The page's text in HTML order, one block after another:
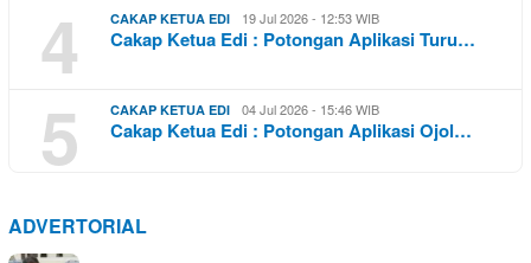
4 CAKAP KETUA EDI 19 Jul 2026 - 12:53 WIB
Cakap Ketua Edi : Potongan Aplikasi Turu…
5 CAKAP KETUA EDI 04 Jul 2026 - 15:46 WIB
Cakap Ketua Edi : Potongan Aplikasi Ojol…
ADVERTORIAL